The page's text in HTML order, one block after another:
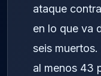
ataque
en lo que va
seis
al menos 43